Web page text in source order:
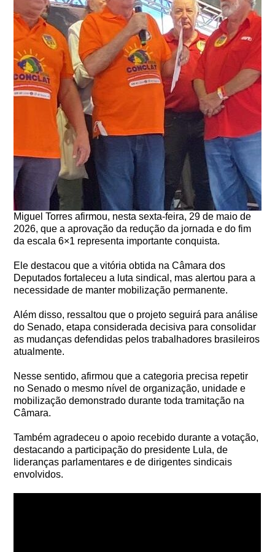
Miguel Torres afirmou, nesta sexta-feira, 29 de maio de
2026, que a aprovação da redução da jornada e do fim
da escala 6×1 representa importante conquista.
Ele destacou que a vitória obtida na Câmara dos
Deputados fortaleceu a luta sindical, mas alertou para a
necessidade de manter mobilização permanente.
Além disso, ressaltou que o projeto seguirá para análise
do Senado, etapa considerada decisiva para consolidar
as mudanças defendidas pelos trabalhadores brasileiros
atualmente.
Nesse sentido, afirmou que a categoria precisa repetir
no Senado o mesmo nível de organização, unidade e
mobilização demonstrado durante toda tramitação na
Câmara.
Também agradeceu o apoio recebido durante a votação,
destacando a participação do presidente Lula, de
lideranças parlamentares e de dirigentes sindicais
envolvidos.